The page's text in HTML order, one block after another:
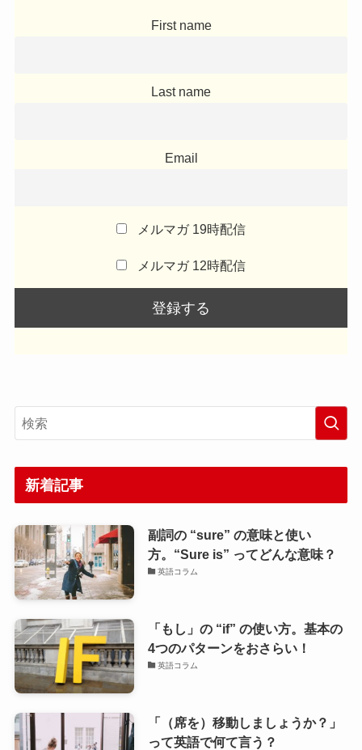
First name
Last name
Email
メルマガ 19時配信
メルマガ 12時配信
新着記事
副詞の “sure” の意味と使い
方。“Sure is” ってどんな意味？
英語コラム
「もし」の “if” の使い方。基本の
4つのパターンをおさらい！
英語コラム
「（席を）移動しましょうか？」
って英語で何て言う？